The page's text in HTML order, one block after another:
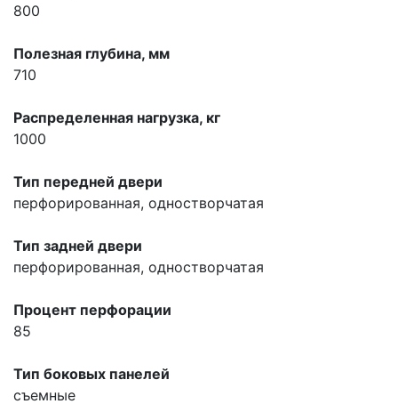
800
Полезная глубина, мм
710
Распределенная нагрузка, кг
1000
Тип передней двери
перфорированная, одностворчатая
Тип задней двери
перфорированная, одностворчатая
Процент перфорации
85
Тип боковых панелей
съемные